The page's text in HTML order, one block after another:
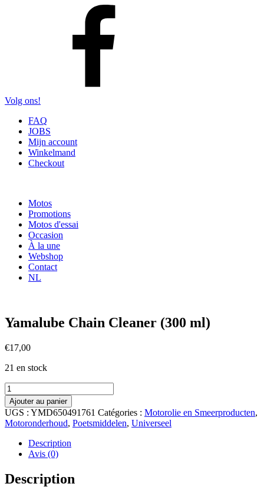
Volg ons!
FAQ
JOBS
Mijn account
Winkelmand
Checkout
Motos
Promotions
Motos d'essai
Occasion
À la une
Webshop
Contact
NL
Yamalube Chain Cleaner (300 ml)
€17,00
21 en stock
quantité
de
Yamalube
Chain
Cleaner
(300
Ajouter au panier
UGS : YMD650491761 Catégories : Motorolie en Smeerproducten,
Motoronderhoud, Poetsmiddelen, Universeel
Description
Avis (0)
Description